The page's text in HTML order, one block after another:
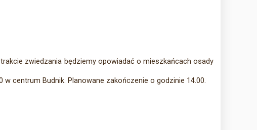
zwiedzania będziemy opowiadać o mieszkańcach osady
centrum Budnik. Planowane zakończenie o godzinie 14.00.